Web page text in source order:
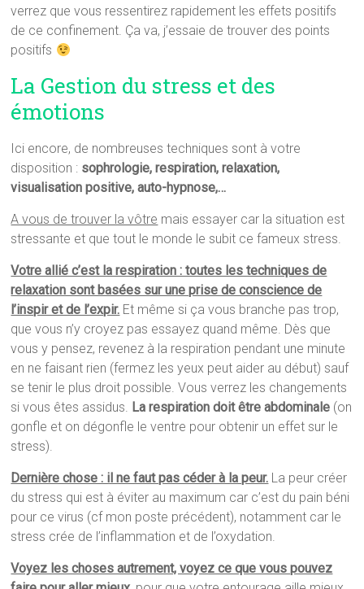
verrez que vous ressentirez rapidement les effets positifs
de ce confinement. Ça va, j’essaie de trouver des points
positifs
La Gestion du stress et des
émotions
Ici encore, de nombreuses techniques sont à votre
disposition : sophrologie, respiration, relaxation,
visualisation positive, auto-hypnose,…
A vous de trouver la vôtre mais essayer car la situation est
stressante et que tout le monde le subit ce fameux stress.
Votre allié c’est la respiration : toutes les techniques de
relaxation sont basées sur une prise de conscience de
l’inspir et de l’expir. Et même si ça vous branche pas trop,
que vous n’y croyez pas essayez quand même. Dès que
vous y pensez, revenez à la respiration pendant une minute
en ne faisant rien (fermez les yeux peut aider au début) sauf
se tenir le plus droit possible. Vous verrez les changements
si vous êtes assidus. La respiration doit être abdominale (on
gonfle et on dégonfle le ventre pour obtenir un effet sur le
stress).
Dernière chose : il ne faut pas céder à la peur. La peur créer
du stress qui est à éviter au maximum car c’est du pain béni
pour ce virus (cf mon poste précédent), notamment car le
stress crée de l’inflammation et de l’oxydation.
Voyez les choses autrement, voyez ce que vous pouvez